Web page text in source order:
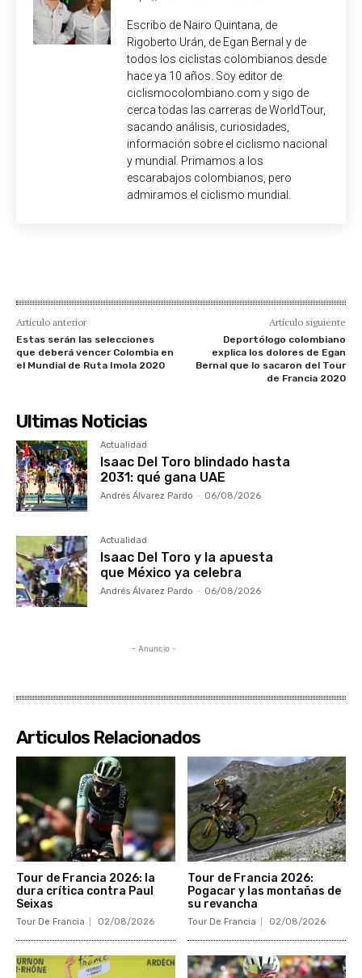
Escribo de Nairo Quintana, de
Rigoberto Urán, de Egan Bernal y de
todos los ciclistas colombianos desde
hace ya 10 años. Soy editor de
ciclismocolombiano.com y sigo de
cerca todas las carreras de WorldTour,
sacando análisis, curiosidades,
información sobre el ciclismo nacional
y mundial. Primamos a los
escarabajos colombianos, pero
admiramos el ciclismo mundial.
Artículo anterior
Estas serán las selecciones
que deberá vencer Colombia en
el Mundial de Ruta Imola 2020
Artículo siguiente
Deportólogo colombiano
explica los dolores de Egan
Bernal que lo sacaron del Tour
de Francia 2020
Ultimas Noticias
Actualidad
Isaac Del Toro blindado hasta
2031: qué gana UAE
Andrés Álvarez Pardo - 06/08/2026
Actualidad
Isaac Del Toro y la apuesta
que México ya celebra
Andrés Álvarez Pardo - 06/08/2026
- Anuncio -
Articulos Relacionados
Tour de Francia 2026: la
dura crítica contra Paul
Seixas
Tour De Francia 02/08/2026
Tour de Francia 2026:
Pogacar y las montañas de
su revancha
Tour De Francia 02/08/2026